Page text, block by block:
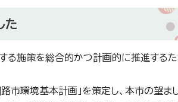
た
施策を総合的かつ計画的に推進する
環境基本計画」を策定し、本市の望ま